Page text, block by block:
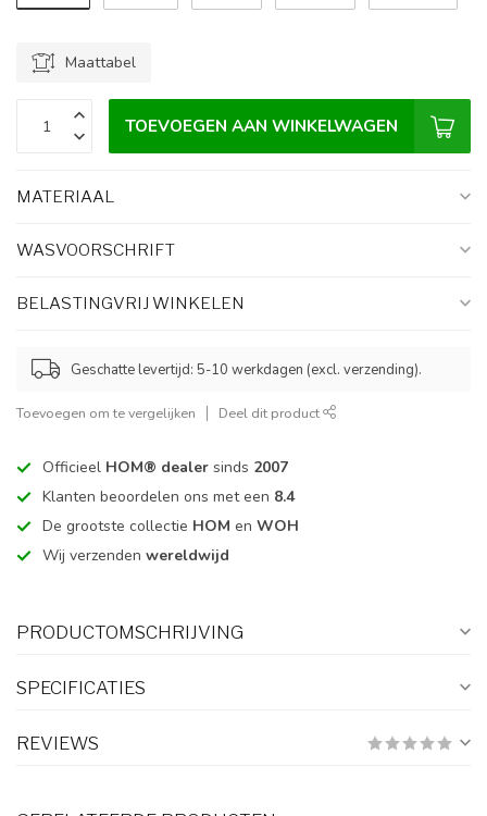
Maattabel
TOEVOEGEN AAN WINKELWAGEN
MATERIAAL
WASVOORSCHRIFT
BELASTINGVRIJ WINKELEN
Geschatte levertijd: 5-10 werkdagen (excl. verzending).
Toevoegen om te vergelijken Deel dit product
Officieel HOM® dealer sinds 2007
Klanten beoordelen ons met een 8.4
De grootste collectie HOM en WOH
Wij verzenden wereldwijd
PRODUCTOMSCHRIJVING
SPECIFICATIES
REVIEWS